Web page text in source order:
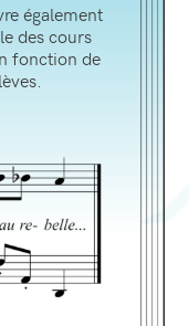
également
des cours
fonction de